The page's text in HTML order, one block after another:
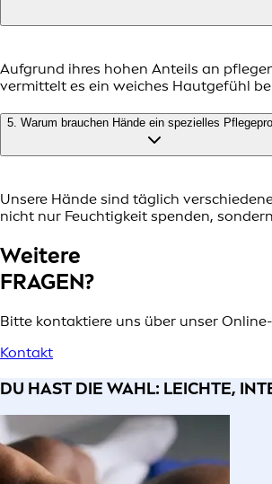
Aufgrund ihres hohen Anteils an
vermittelt es ein weiches Hautgefühl
5. Warum brauchen Hände ein spezielles
Unsere Hände sind täglich
nicht nur Feuchtigkeit spenden,
Weitere
FRAGEN?
Bitte kontaktiere uns über unser
Kontakt
DU HAST DIE WAHL: LEICHTE,